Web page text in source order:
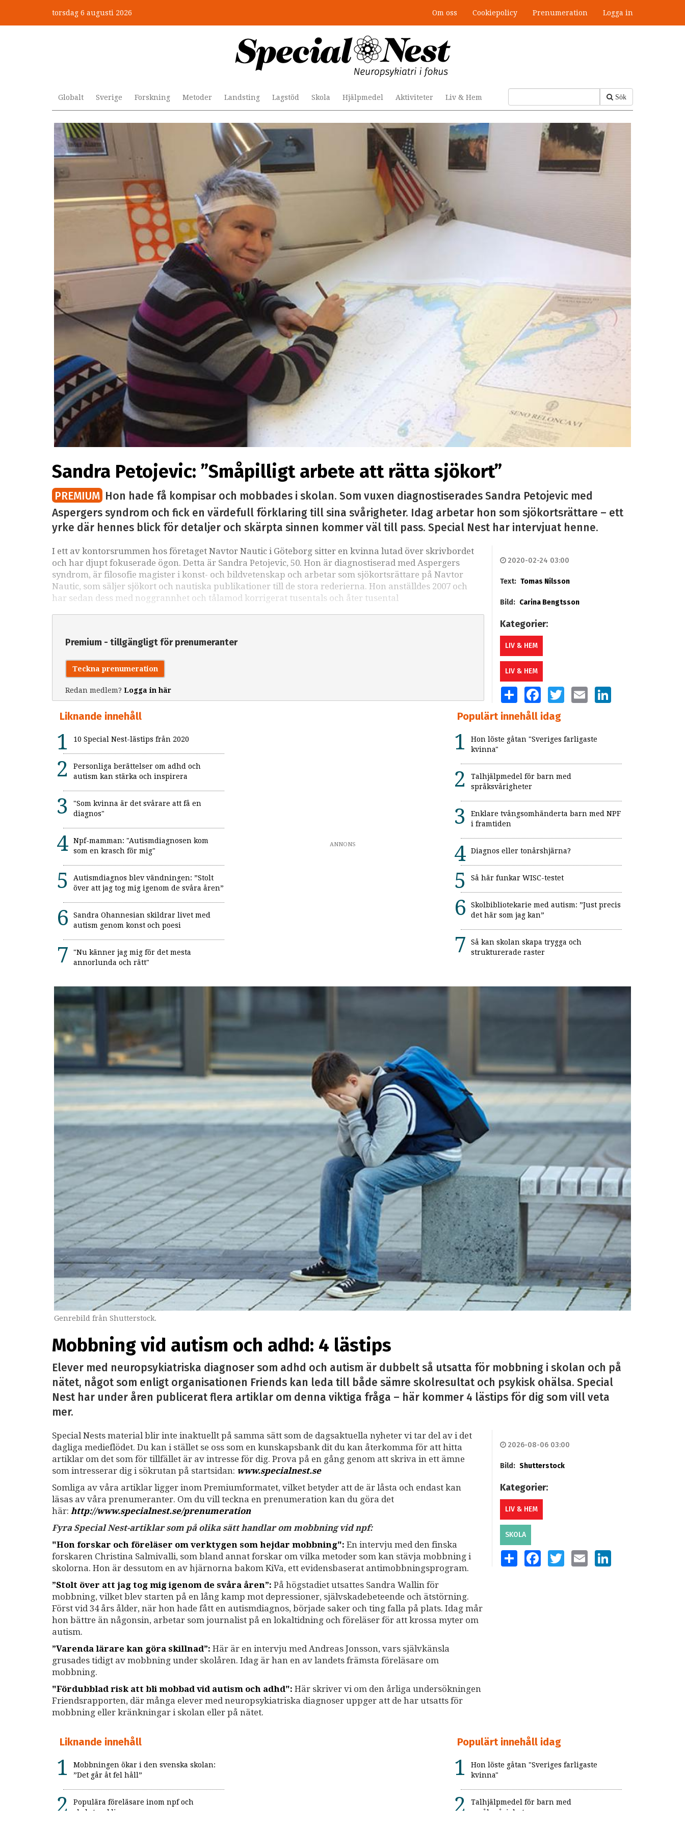
huvudinnehåll
torsdag 6 augusti 2026 Om oss Cookiepolicy Prenumeration Logga in
Sök
Globalt Sverige Forskning Metoder Landsting Lagstöd Skola Hjälpmedel Aktiviteter Liv & Hem
Sandra Petojevic: ”Småpilligt arbete att rätta sjökort”
PREMIUM Hon hade få kompisar och mobbades i skolan. Som vuxen diagnostiserades Sandra Petojevic med
Aspergers syndrom och fick en värdefull förklaring till sina svårigheter. Idag arbetar hon som sjökortsrättare – ett
yrke där hennes blick för detaljer och skärpta sinnen kommer väl till pass. Special Nest har intervjuat henne.
I ett av kontorsrummen hos företaget Navtor Nautic i Göteborg sitter en kvinna lutad över skrivbordet
och har djupt fokuserade ögon. Detta är Sandra Petojevic, 50. Hon är diagnostiserad med Aspergers
syndrom, är filosofie magister i konst- och bildvetenskap och arbetar som sjökortsrättare på Navtor
Nautic, som säljer sjökort och nautiska publikationer till de stora rederierna. Hon anställdes 2007 och
har sedan dess med noggrannhet och tålamod korrigerat tusentals och åter tusental
Premium - tillgängligt för prenumeranter
Teckna prenumeration
Redan medlem? Logga in här
2020-02-24 03:00
Text: Tomas Nilsson
Bild: Carina Bengtsson
Kategorier:
LIV & HEM
LIV & HEM
SHARE FACEBOOKTWITTEREMAIL LINKEDIN
Liknande innehåll
10 Special Nest-lästips från 2020
Personliga berättelser om adhd och
autism kan stärka och inspirera
"Som kvinna är det svårare att få en
diagnos"
Npf-mamman: "Autismdiagnosen kom
som en krasch för mig"
Autismdiagnos blev vändningen: ”Stolt
över att jag tog mig igenom de svåra åren”
Sandra Ohannesian skildrar livet med
autism genom konst och poesi
"Nu känner jag mig för det mesta
annorlunda och rätt"
ANNONS
Populärt innehåll idag
Hon löste gåtan "Sveriges farligaste
kvinna"
Talhjälpmedel för barn med
språksvårigheter
Enklare tvångsomhänderta barn med NPF
i framtiden
Diagnos eller tonårshjärna?
Så här funkar WISC-testet
Skolbibliotekarie med autism: ”Just precis
det här som jag kan”
Så kan skolan skapa trygga och
strukturerade raster
Mobbning vid autism och adhd: 4 lästips
Genrebild från Shutterstock.
Mobbning vid autism och adhd: 4 lästips
Elever med neuropsykiatriska diagnoser som adhd och autism är dubbelt så utsatta för mobbning i skolan och på
nätet, något som enligt organisationen Friends kan leda till både sämre skolresultat och psykisk ohälsa. Special
Nest har under åren publicerat flera artiklar om denna viktiga fråga – här kommer 4 lästips för dig som vill veta
mer.
Special Nests material blir inte inaktuellt på samma sätt som de dagsaktuella nyheter vi tar del av i det
dagliga medieflödet. Du kan i stället se oss som en kunskapsbank dit du kan återkomma för att hitta
artiklar om det som för tillfället är av intresse för dig. Prova på en gång genom att skriva in ett ämne
som intresserar dig i sökrutan på startsidan: www.specialnest.se
Somliga av våra artiklar ligger inom Premiumformatet, vilket betyder att de är låsta och endast kan
läsas av våra prenumeranter. Om du vill teckna en prenumeration kan du göra det
här: http://www.specialnest.se/prenumeration
Fyra Special Nest-artiklar som på olika sätt handlar om mobbning vid npf:
"Hon forskar och föreläser om verktygen som hejdar mobbning": En intervju med den finska
forskaren Christina Salmivalli, som bland annat forskar om vilka metoder som kan stävja mobbning i
skolorna. Hon är dessutom en av hjärnorna bakom KiVa, ett evidensbaserat antimobbningsprogram.
”Stolt över att jag tog mig igenom de svåra åren”: På högstadiet utsattes Sandra Wallin för
mobbning, vilket blev starten på en lång kamp mot depressioner, självskadebeteende och ätstörning.
Först vid 34 års ålder, när hon hade fått en autismdiagnos, började saker och ting falla på plats. Idag mår
hon bättre än någonsin, arbetar som journalist på en lokaltidning och föreläser för att krossa myter om
autism.
”Varenda lärare kan göra skillnad”: Här är en intervju med Andreas Jonsson, vars självkänsla
grusades tidigt av mobbning under skolåren. Idag är han en av landets främsta föreläsare om
mobbning.
"Fördubblad risk att bli mobbad vid autism och adhd": Här skriver vi om den årliga undersökningen
Friendsrapporten, där många elever med neuropsykiatriska diagnoser uppger att de har utsatts för
mobbning eller kränkningar i skolan eller på nätet.
2026-08-06 03:00
Bild: Shutterstock
Kategorier:
LIV & HEM
SKOLA
SHARE FACEBOOKTWITTEREMAIL LINKEDIN
Liknande innehåll
Mobbningen ökar i den svenska skolan:
”Det går åt fel håll”
Populära föreläsare inom npf och
skolutveckling
Populärt innehåll idag
Hon löste gåtan "Sveriges farligaste
kvinna"
Talhjälpmedel för barn med
språksvårigheter